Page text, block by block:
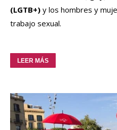
(LGTB+) y los hombres y
trabajo sexual.
LEER MÁS